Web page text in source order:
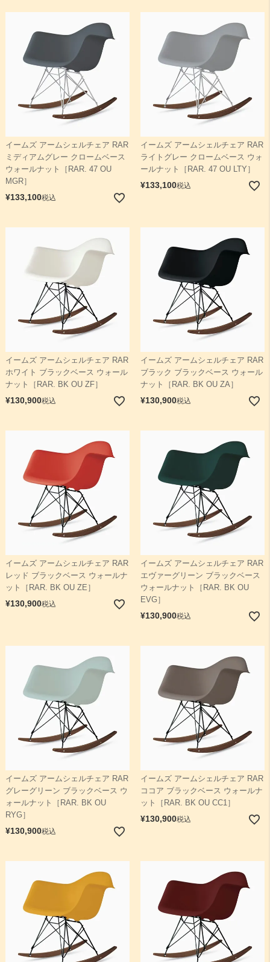
イームズ アームシェルチェア RAR
ミディアムグレー クロームベース
ウォールナット［RAR. 47 OU
MGR］
¥133,100税込
イームズ アームシェルチェア RAR
ライトグレー クロームベース ウォ
ールナット［RAR. 47 OU LTY］
¥133,100税込
イームズ アームシェルチェア RAR
ホワイト ブラックベース ウォール
ナット［RAR. BK OU ZF］
¥130,900税込
イームズ アームシェルチェア RAR
ブラック ブラックベース ウォール
ナット［RAR. BK OU ZA］
¥130,900税込
イームズ アームシェルチェア RAR
レッド ブラックベース ウォールナ
ット［RAR. BK OU ZE］
¥130,900税込
イームズ アームシェルチェア RAR
エヴァーグリーン ブラックベース
ウォールナット［RAR. BK OU
EVG］
¥130,900税込
イームズ アームシェルチェア RAR
グレーグリーン ブラックベース ウ
ォールナット［RAR. BK OU
RYG］
¥130,900税込
イームズ アームシェルチェア RAR
ココア ブラックベース ウォールナ
ット［RAR. BK OU CC1］
¥130,900税込